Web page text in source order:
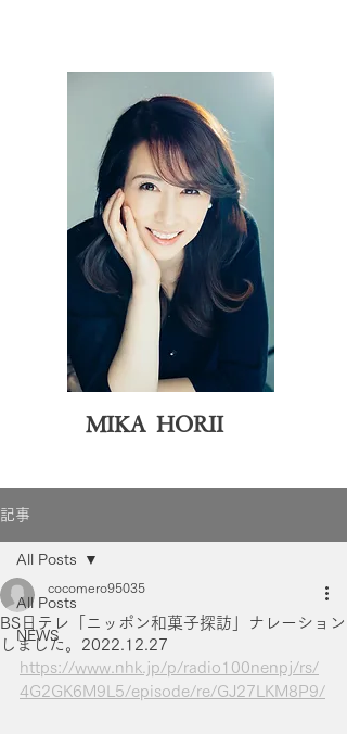
MIKA HORII
記事
All Posts
NEWS
All Posts
BS日テレ「ニッポン和菓子探訪」ナレーション
しました。2022.12.27
cocomero95035
https://www.nhk.jp/p/radio100nenpj/rs/
4G2GK6M9L5/episode/re/GJ27LKM8P9/